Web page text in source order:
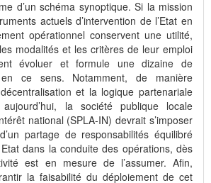
d’un schéma synoptique. Si la mission
actuels d’intervention de l’Etat en
opérationnel conservent une utilité,
modalités et les critères de leur emploi
évoluer et formule une dizaine de
en ce sens. Notamment, de manière
et la logique partenariale
la société publique locale
national (SPLA-IN) devrait s’imposer
partage de responsabilités équilibré
dans la conduite des opérations, dès
est en mesure de l’assumer. Afin,
la faisabilité du déploiement de cet